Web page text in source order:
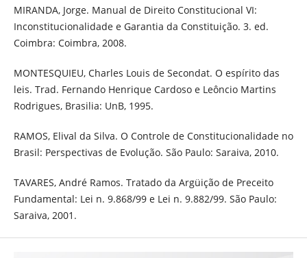
MIRANDA, Jorge. Manual de Direito Constitucional VI:
Inconstitucionalidade e Garantia da Constituição. 3. ed.
Coimbra: Coimbra, 2008.
MONTESQUIEU, Charles Louis de Secondat. O espírito das
leis. Trad. Fernando Henrique Cardoso e Leôncio Martins
Rodrigues, Brasilia: UnB, 1995.
RAMOS, Elival da Silva. O Controle de Constitucionalidade no
Brasil: Perspectivas de Evolução. São Paulo: Saraiva, 2010.
TAVARES, André Ramos. Tratado da Argüição de Preceito
Fundamental: Lei n. 9.868/99 e Lei n. 9.882/99. São Paulo:
Saraiva, 2001.